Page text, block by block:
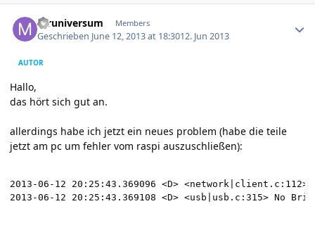
mruniversum Members
Geschrieben June 12, 2013 at 18:3012. Jun 2013
AUTOR
Hallo,
das hört sich gut an.
allerdings habe ich jetzt ein neues problem (habe die teile
jetzt am pc um fehler vom raspi auszuschließen):
2013-06-12 20:25:43.369096 <D>
2013-06-12 20:25:43.369108 <D> <usb|usb.c:315>